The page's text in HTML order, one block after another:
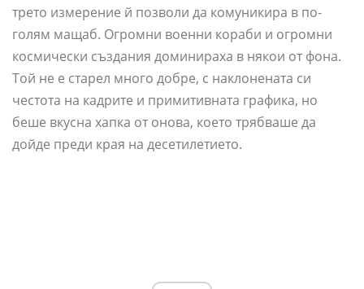
трето измерение й позволи да комуникира в по-
голям мащаб. Огромни военни кораби и огромни
космически създания доминираха в някои от фона.
Той не е старел много добре, с наклонената си
честота на кадрите и примитивната графика, но
беше вкусна хапка от онова, което трябваше да
дойде преди края на десетилетието.